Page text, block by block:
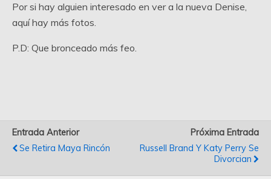
Por si hay alguien interesado en ver a la nueva Denise,
aquí hay más fotos.
P.D: Que bronceado más feo.
Entrada Anterior
Se Retira Maya Rincón
Próxima Entrada
Russell Brand Y Katy Perry Se
Divorcian